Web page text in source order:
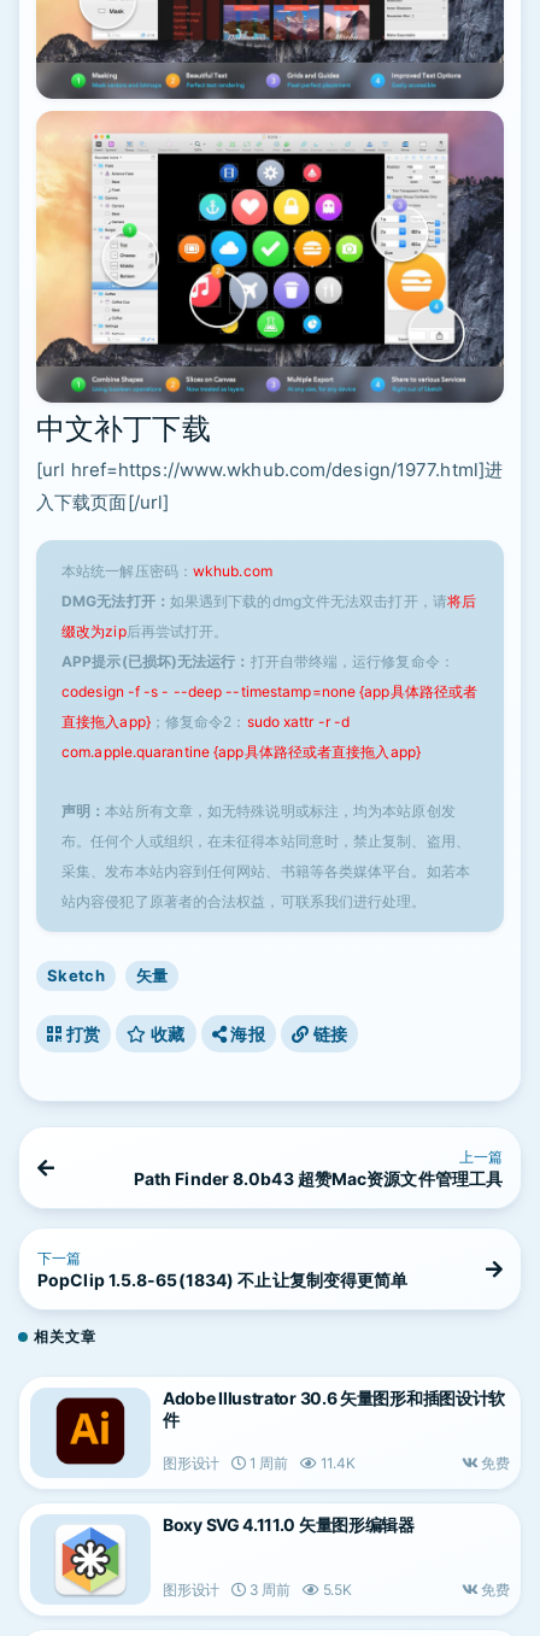
中文补丁下载
[url href=https://www.wkhub.com/design/1977.html]进
入下载页面[/url]
本站统一解压密码： wkhub.com
DMG无法打开： 如果遇到下载的dmg文件无法双击打开，请将后
缀改为zip后再尝试打开。
APP提示(已损坏)无法运行： 打开自带终端，运行修复命令：
codesign -f -s - --deep --timestamp=none {app具体路径或者
直接拖入app}；修复命令2： sudo xattr -r -d
com.apple.quarantine {app具体路径或者直接拖入app}
声明：本站所有文章，如无特殊说明或标注，均为本站原创发
布。任何个人或组织，在未征得本站同意时，禁止复制、盗用、
采集、发布本站内容到任何网站、书籍等各类媒体平台。如若本
站内容侵犯了原著者的合法权益，可联系我们进行处理。
Sketch 矢量
打赏 收藏 海报 链接
上一篇
Path Finder 8.0b43 超赞Mac资源文件管理工具
下一篇
PopClip 1.5.8-65(1834) 不止让复制变得更简单
相关文章
Adobe Illustrator 30.6 矢量图形和插图设计软
件
图形设计 1 周前 11.4K 免费
Boxy SVG 4.111.0 矢量图形编辑器
图形设计 3 周前 5.5K 免费